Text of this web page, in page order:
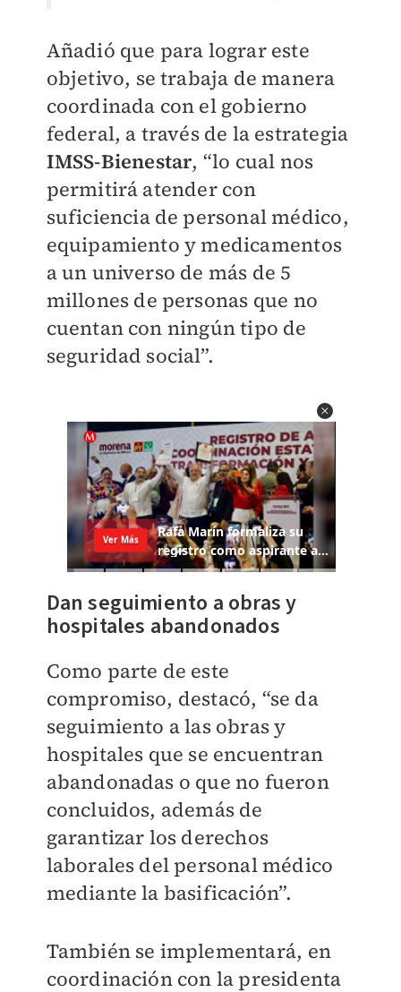
Añadió que para lograr este
objetivo, se trabaja de manera
coordinada con el gobierno
federal, a través de la estrategia
IMSS-Bienestar, “lo cual nos
permitirá atender con
suficiencia de personal médico,
equipamiento y medicamentos
a un universo de más de 5
millones de personas que no
cuentan con ningún tipo de
seguridad social”.
Dan seguimiento a obras y
hospitales abandonados
Como parte de este
compromiso, destacó, “se da
seguimiento a las obras y
hospitales que se encuentran
abandonadas o que no fueron
concluidos, además de
garantizar los derechos
laborales del personal médico
mediante la basificación”.
También se implementará, en
coordinación con la presidenta